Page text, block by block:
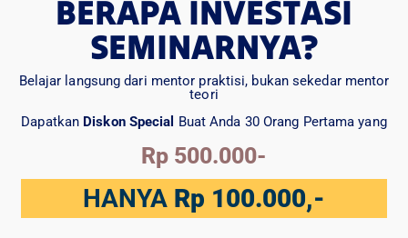
BERAPA INVESTASI
SEMINARNYA?
Belajar langsung dari mentor praktisi, bukan sekedar mentor
teori
Dapatkan Diskon Special Buat Anda 30 Orang Pertama yang
Rp 500.000-
HANYA Rp 100.000,-